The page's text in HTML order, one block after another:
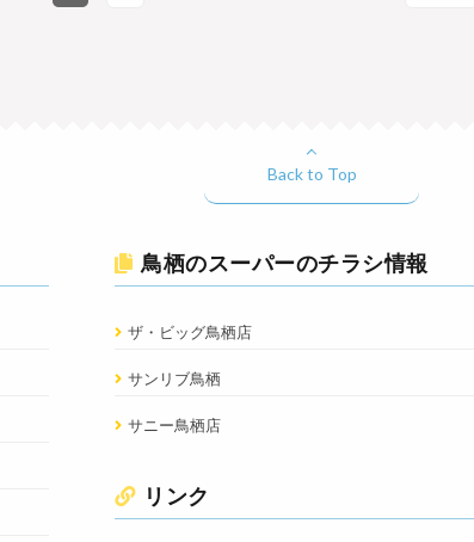
Back to Top
鳥栖のスーパーのチラシ情報
ザ・ビッグ鳥栖店
サンリブ鳥栖
サニー鳥栖店
リンク